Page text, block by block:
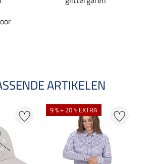
ARTIKELEN
9 % + 20 % EXTRA